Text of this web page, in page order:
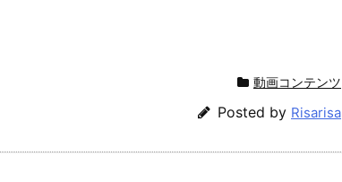
動画コンテンツ
Posted by Risarisa